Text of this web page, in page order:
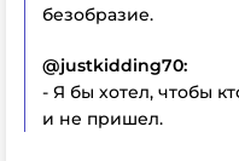
безобразие.
@justkidding70:
- Я бы хотел, чтобы
и не пришел.